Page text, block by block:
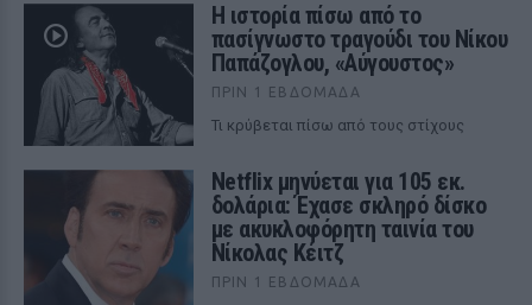
Η ιστορία πίσω από το
πασίγνωστο τραγούδι του Νίκου
Παπάζογλου, «Αύγουστος»
ΠΡΙΝ 1 ΕΒΔΟΜΆΔΑ
Τι κρύβεται πίσω από τους στίχους
Netflix μηνύεται για 105 εκ.
δολάρια: Έχασε σκληρό δίσκο
με ακυκλοφόρητη ταινία του
Νίκολας Κέιτζ
ΠΡΙΝ 1 ΕΒΔΟΜΆΔΑ